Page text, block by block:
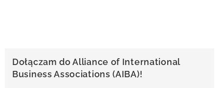
Dołączam do Alliance of International
Business Associations (AIBA)!